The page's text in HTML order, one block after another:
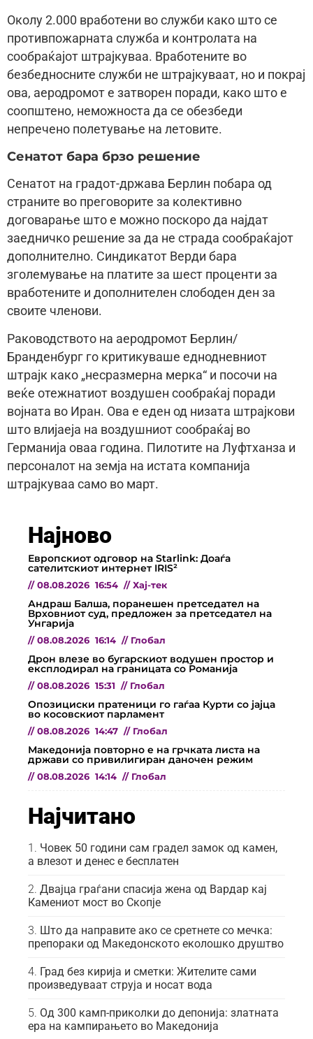
Околу 2.000 вработени во служби како што се
противпожарната служба и контролата на
сообраќајот штрајкуваа. Вработените во
безбедносните служби не штрајкуваат, но и покрај
ова, аеродромот е затворен поради, како што е
соопштено, неможноста да се обезбеди
непречено полетување на летовите.
Сенатот бара брзо решение
Сенатот на градот-држава Берлин побара од
страните во преговорите за колективно
договарање што е можно поскоро да најдат
заедничко решение за да не страда сообраќајот
дополнително. Синдикатот Верди бара
зголемување на платите за шест проценти за
вработените и дополнителен слободен ден за
своите членови.
Раководството на аеродромот Берлин/
Бранденбург го критикуваше еднодневниот
штрајк како „несразмерна мерка“ и посочи на
веќе отежнатиот воздушен сообраќај поради
војната во Иран. Ова е еден од низата штрајкови
што влијаеја на воздушниот сообраќај во
Германија оваа година. Пилотите на Луфтханза и
персоналот на земја на истата компанија
штрајкуваа само во март.
Најново
Европскиот одговор на Starlink: Доаѓа
сателитскиот интернет IRIS²
// 08.08.2026 16:54 // Хај-тек
Андраш Балша, поранешен претседател на
Врховниот суд, предложен за претседател на
Унгарија
// 08.08.2026 16:14 // Глобал
Дрон влезе во бугарскиот водушен простор и
експлодирал на границата со Романија
// 08.08.2026 15:31 // Глобал
Опозициски пратеници го гаѓаа Курти со јајца
во косовскиот парламент
// 08.08.2026 14:47 // Глобал
Македонија повторно е на грчката листа на
држави со привилигиран даночен режим
// 08.08.2026 14:14 // Глобал
Најчитано
Човек 50 години сам градел замок од камен,
а влезот и денес е бесплатен
Двајца граѓани спасија жена од Вардар кај
Камениот мост во Скопје
Што да направите ако се сретнете со мечка:
препораки од Македонското еколошко друштво
Град без кирија и сметки: Жителите сами
произведуваат струја и носат вода
Од 300 камп-приколки до депонија: златната
ера на кампирањето во Македонија